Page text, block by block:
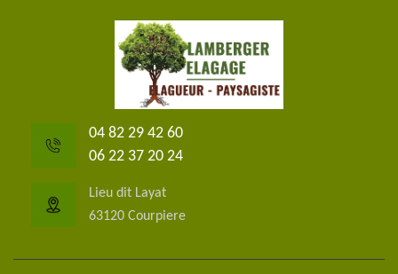
04 82 29 42 60
06 22 37 20 24
Lieu dit Layat
63120 Courpiere